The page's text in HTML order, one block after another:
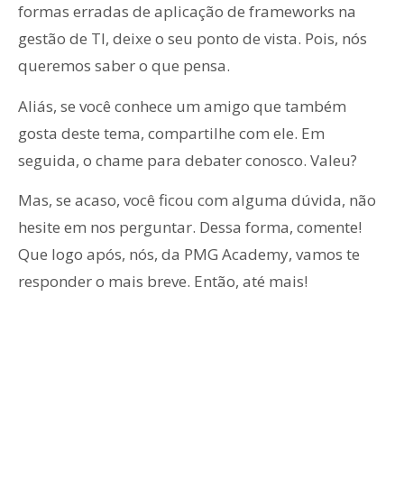
formas erradas de aplicação de frameworks na
gestão de TI, deixe o seu ponto de vista. Pois, nós
queremos saber o que pensa.
Aliás, se você conhece um amigo que também
gosta deste tema, compartilhe com ele. Em
seguida, o chame para debater conosco. Valeu?
Mas, se acaso, você ficou com alguma dúvida, não
hesite em nos perguntar. Dessa forma, comente!
Que logo após, nós, da PMG Academy, vamos te
responder o mais breve. Então, até mais!